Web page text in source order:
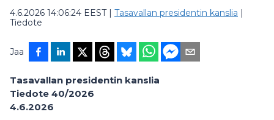
4.6.2026 14:06:24 EEST| Tasavallan presidentin kanslia |
Tiedote
Jaa
Tasavallan presidentin kanslia
Tiedote 40/2026
4.6.2026